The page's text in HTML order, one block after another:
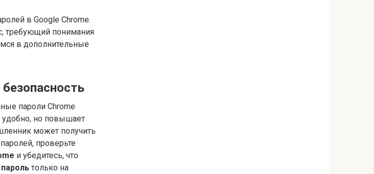
в Google Chrome.
требующий понимания
в дополнительные
пароли Chrome
но повышает
может получить
проверьте
и убедитесь, что
только на